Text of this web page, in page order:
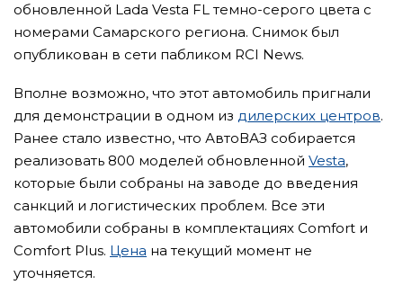
обновленной Lada Vesta FL темно-серого цвета с
номерами Самарского региона. Снимок был
опубликован в сети пабликом RCI News.
Вполне возможно, что этот автомобиль пригнали
для демонстрации в одном из дилерских центров.
Ранее стало известно, что АвтоВАЗ собирается
реализовать 800 моделей обновленной Vesta,
которые были собраны на заводе до введения
санкций и логистических проблем. Все эти
автомобили собраны в комплектациях Comfort и
Comfort Plus. Цена на текущий момент не
уточняется.